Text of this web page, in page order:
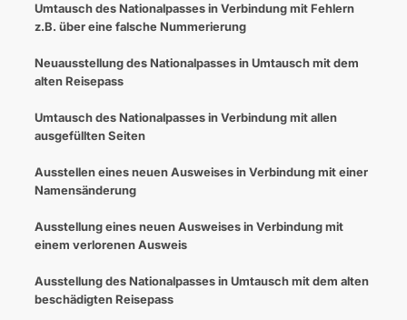
Umtausch des Nationalpasses in Verbindung mit Fehlern
z.B. über eine falsche Nummerierung
Neuausstellung des Nationalpasses in Umtausch mit dem
alten Reisepass
Umtausch des Nationalpasses in Verbindung mit allen
ausgefüllten Seiten
Ausstellen eines neuen Ausweises in Verbindung mit einer
Namensänderung
Ausstellung eines neuen Ausweises in Verbindung mit
einem verlorenen Ausweis
Ausstellung des Nationalpasses in Umtausch mit dem alten
beschädigten Reisepass